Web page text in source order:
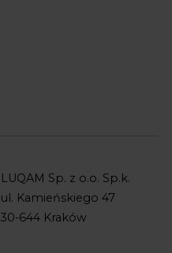
LUQAM Sp. z o.o. Sp.k.
ul. Kamieńskiego 47
30-644 Kraków